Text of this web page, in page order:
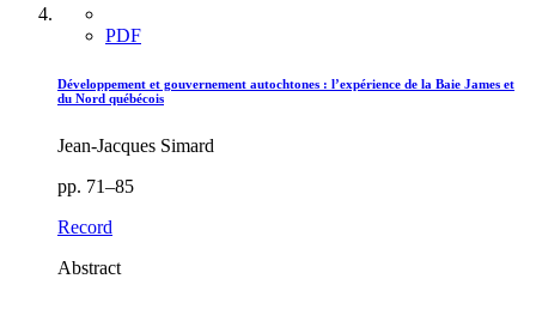
PDF
Développement et gouvernement autochtones : l’expérience de la Baie James et
du Nord québécois
Jean-Jacques Simard
pp. 71–85
Record
Abstract